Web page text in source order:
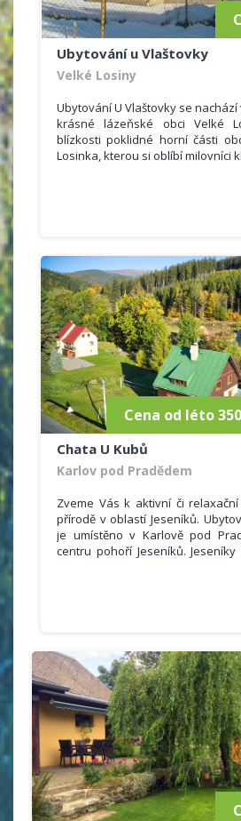
Ubytování u Vlaštovky
Velké Losiny
Ubytování U Vlaštovky se
krásné lázeňské obci Velké
blízkosti poklidné horní části
Losinka, kterou si oblíbí milovníci
velmi výhodnou cenu v ničím
Cena od léto
Chata U Kubů
Karlov pod Pradědem
Zveme Vás k aktivní či
přírodě v oblastí Jeseníků.
je umístěno v Karlově pod
centru pohoří Jeseníků.
podmínkami v celé České
Pradědem má dobré
potravin. Po celodenním pobytu
Vám nabízíme odpočinek a